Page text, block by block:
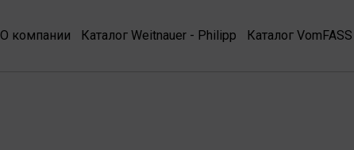
О компании Каталог Weitnauer - Philipp Каталог VomFASS